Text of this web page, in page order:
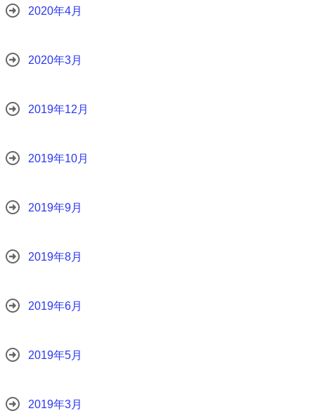
2020年4月
2020年3月
2019年12月
2019年10月
2019年9月
2019年8月
2019年6月
2019年5月
2019年3月